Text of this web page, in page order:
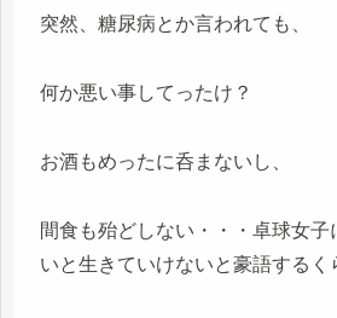
突然、糖尿病とか言われても、
何か悪い事してったけ？
お酒もめったに呑まないし、
間食も殆どしない・・・卓球女子
いと生きていけないと豪語するく